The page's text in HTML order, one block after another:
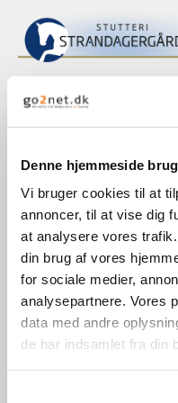
Denne hjemmeside
Vi bruger cookies til at
annoncer, til at vise dig
at analysere vores
din brug af vores
for sociale medier,
analysepartnere. Vores
data med andre
de har indsamlet fra din
Kontakt
Stutteriet:
Strandagergård
Fredskovvej 10
5883 Oure
Ridecenter:
Knøsevej 19
5892 Gudbjerg
Telefon